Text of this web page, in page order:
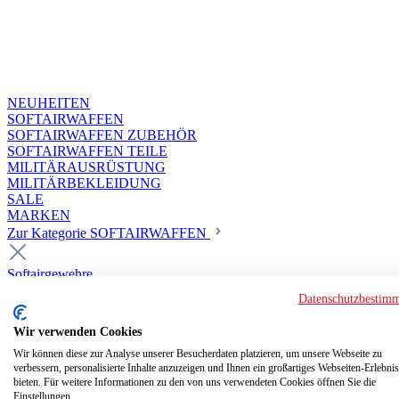
NEUHEITEN
SOFTAIRWAFFEN
SOFTAIRWAFFEN ZUBEHÖR
SOFTAIRWAFFEN TEILE
MILITÄRAUSRÜSTUNG
MILITÄRBEKLEIDUNG
SALE
MARKEN
Zur Kategorie SOFTAIRWAFFEN
Softairgewehre
Deluxe Custom Guns ab 18
Softair elektrisch ab 18
Softair elektrisch ab 14
Softair gasbetrieben ab 18
Softair HPA Luftdruck ab 18
Historische Softairwaffen
Wir verwenden Cookies
Wir können diese zur Analyse unserer Besucherdaten platzieren, um unsere Webseite zu
verbessern, personalisierte Inhalte anzuzeigen und Ihnen ein großartiges Webseiten-
bieten. Für weitere Informationen zu den von uns verwendeten Cookies öffnen Sie die
Einstellungen.